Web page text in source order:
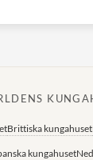
Brittiska kungahuset
kungahuset